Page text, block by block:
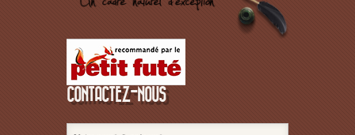
CONTACTEZ-NOUS